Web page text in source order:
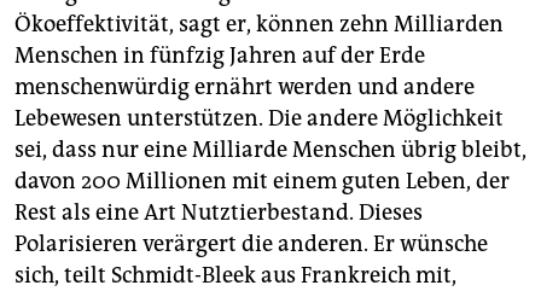
Ökoeffektivität, sagt er, können zehn Milliarden
Menschen in fünfzig Jahren auf der Erde
menschenwürdig ernährt werden und andere
Lebewesen unterstützen. Die andere Möglichkeit
sei, dass nur eine Milliarde Menschen übrig bleibt,
davon 200 Millionen mit einem guten Leben, der
Rest als eine Art Nutztierbestand. Dieses
Polarisieren verärgert die anderen. Er wünsche
sich, teilt Schmidt-Bleek aus Frankreich mit,